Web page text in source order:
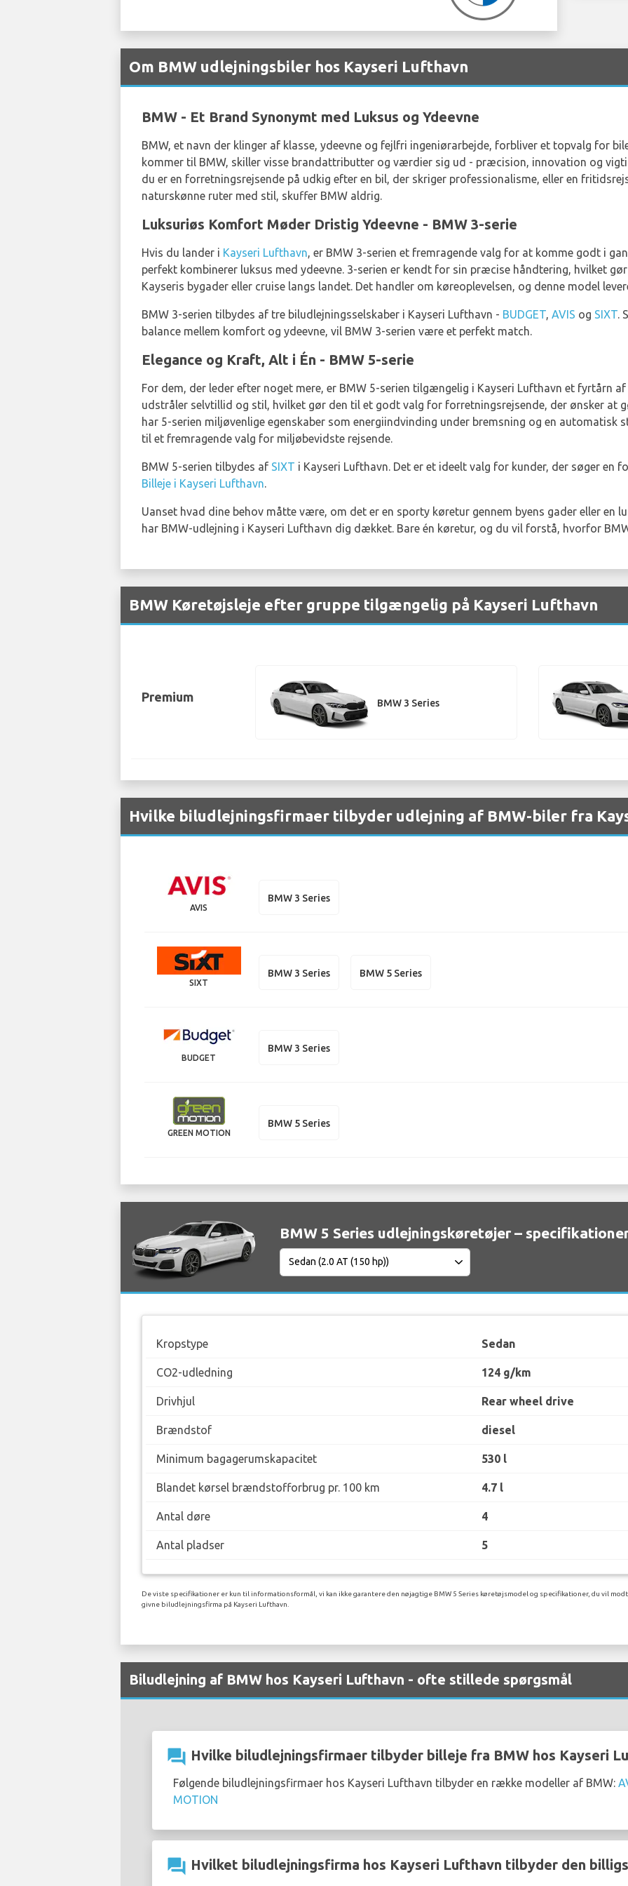
Om BMW udlejningsbiler hos Kayseri Lufthavn
BMW - Et Brand Synonymt med Luksus og Ydeevne
BMW, et navn der klinger af klasse, ydeevne og fejlfri ingeniørarbejde, forbliver et topvalg for
kommer til BMW, skiller visse brandattributter og værdier sig ud - præcision, innovation og
du er en forretningsrejsende på udkig efter en bil, der skriger professionalisme, eller en
naturskønne ruter med stil, skuffer BMW aldrig.
Luksuriøs Komfort Møder Dristig Ydeevne - BMW 3-serie
Hvis du lander i Kayseri Lufthavn, er BMW 3-serien et fremragende valg for at komme godt i
perfekt kombinerer luksus med ydeevne. 3-serien er kendt for sin præcise håndtering, hvilket
Kayseris bygader eller cruise langs landet. Det handler om køreoplevelsen, og denne model
BMW 3-serien tilbydes af tre biludlejningsselskaber i Kayseri Lufthavn - BUDGET, AVIS og SIXT.
balance mellem komfort og ydeevne, vil BMW 3-serien være et perfekt match.
Elegance og Kraft, Alt i Én - BMW 5-serie
For dem, der leder efter noget mere, er BMW 5-serien tilgængelig i Kayseri Lufthavn et fyrtårn
udstråler selvtillid og stil, hvilket gør den til et godt valg for forretningsrejsende, der ønsker at
har 5-serien miljøvenlige egenskaber som energiindvinding under bremsning og en
til et fremragende valg for miljøbevidste rejsende.
BMW 5-serien tilbydes af SIXT i Kayseri Lufthavn. Det er et ideelt valg for kunder, der søger en
Billeje i Kayseri Lufthavn.
Uanset hvad dine behov måtte være, om det er en sporty køretur gennem byens gader eller en
har BMW-udlejning i Kayseri Lufthavn dig dækket. Bare én køretur, og du vil forstå, hvorfor
BMW Køretøjsleje efter gruppe tilgængelig på Kayseri Lufthavn
Premium BMW 3 Series
Hvilke biludlejningsfirmaer tilbyder udlejning af BMW-biler fra
AVIS
BMW 3 Series
SIXT
BMW 3 Series BMW 5 Series
BUDGET
BMW 3 Series
GREEN MOTION
BMW 5 Series
BMW 5 Series udlejningskøretøjer –
Kropstype Sedan
CO2-udledning 124 g/km
Drivhjul Rear wheel drive
Brændstof diesel
Minimum bagagerumskapacitet 530 l
Blandet kørsel brændstofforbrug pr. 100 km 4.7 l
Antal døre 4
Antal pladser 5
De viste specifikationer er kun til informationsformål, vi kan ikke garantere den nøjagtige BMW 5 Series køretøjsmodel og specifikationer, du vil
givne biludlejningsfirma på Kayseri Lufthavn.
Biludlejning af BMW hos Kayseri Lufthavn - ofte stillede spørgsmål
question_answer Hvilke biludlejningsfirmaer tilbyder billeje fra BMW hos Kayseri
Følgende biludlejningsfirmaer hos Kayseri Lufthavn tilbyder en række modeller af BMW:
MOTION
question_answer Hvilket biludlejningsfirma hos Kayseri Lufthavn tilbyder den